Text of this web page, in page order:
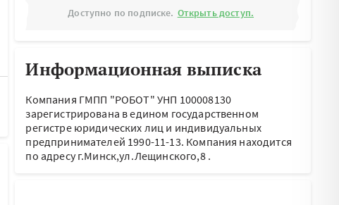
Доступно по подписке. Открыть доступ.
Информационная выписка
Компания ГМПП "РОБОТ" УНП 100008130
зарегистрирована в едином государственном
регистре юридических лиц и индивидуальных
предпринимателей 1990-11-13. Компания находится
по адресуг.Минск,ул.Лещинского,8.